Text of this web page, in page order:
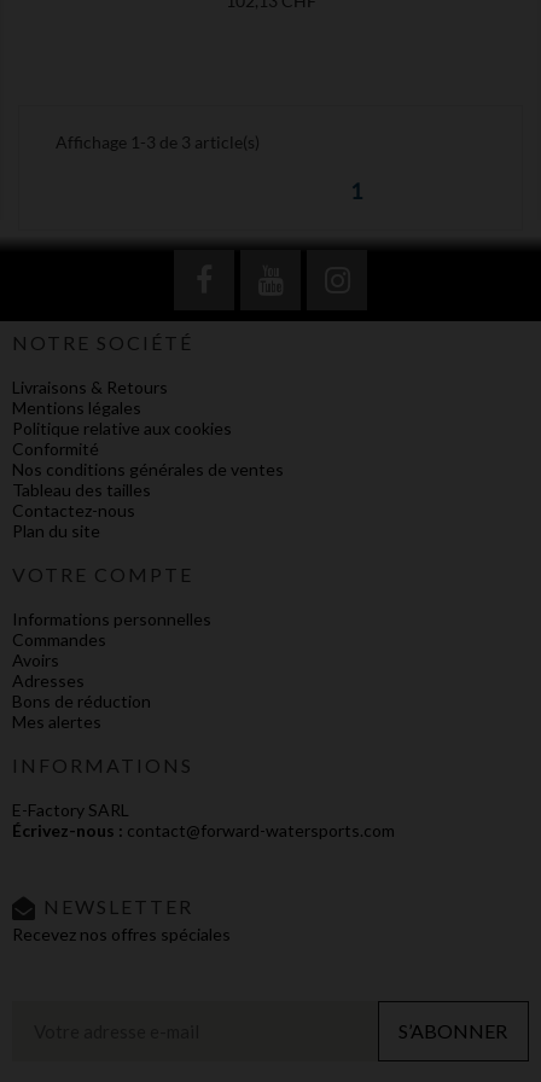
Affichage 1-3 de 3 article(s)
1
NOTRE SOCIÉTÉ
Livraisons & Retours
Mentions légales
Politique relative aux cookies
Conformité
Nos conditions générales de ventes
Tableau des tailles
Contactez-nous
Plan du site
VOTRE COMPTE
Informations personnelles
Commandes
Avoirs
Adresses
Bons de réduction
Mes alertes
INFORMATIONS
E-Factory SARL
Écrivez-nous : contact@forward-watersports.com
NEWSLETTER
Recevez nos offres spéciales
S’ABONNER